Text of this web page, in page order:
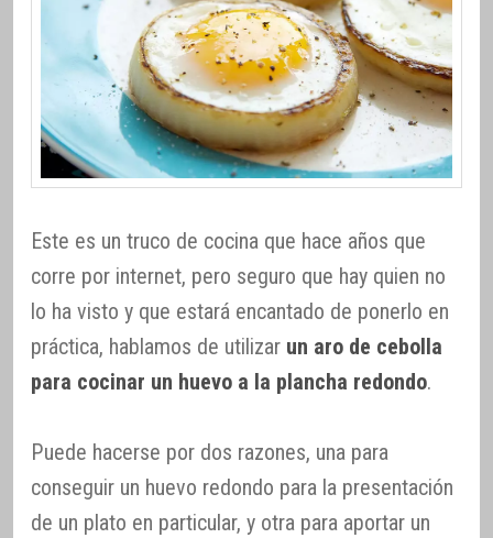
Este es un truco de cocina que hace años que
corre por internet, pero seguro que hay quien no
lo ha visto y que estará encantado de ponerlo en
práctica, hablamos de utilizar un aro de cebolla
para cocinar un huevo a la plancha redondo.
Puede hacerse por dos razones, una para
conseguir un huevo redondo para la presentación
de un plato en particular, y otra para aportar un